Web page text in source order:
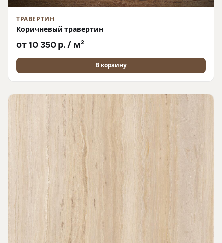
ТРАВЕРТИН
Коричневый травертин
от 10 350 р. / м²
В корзину